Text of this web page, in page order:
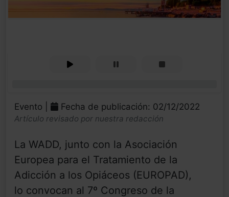
Evento | Fecha de publicación: 02/12/2022
Artículo revisado por nuestra redacción
La WADD, junto con la Asociación
Europea para el Tratamiento de la
Adicción a los Opiáceos (EUROPAD),
lo convocan al 7º Congreso de la